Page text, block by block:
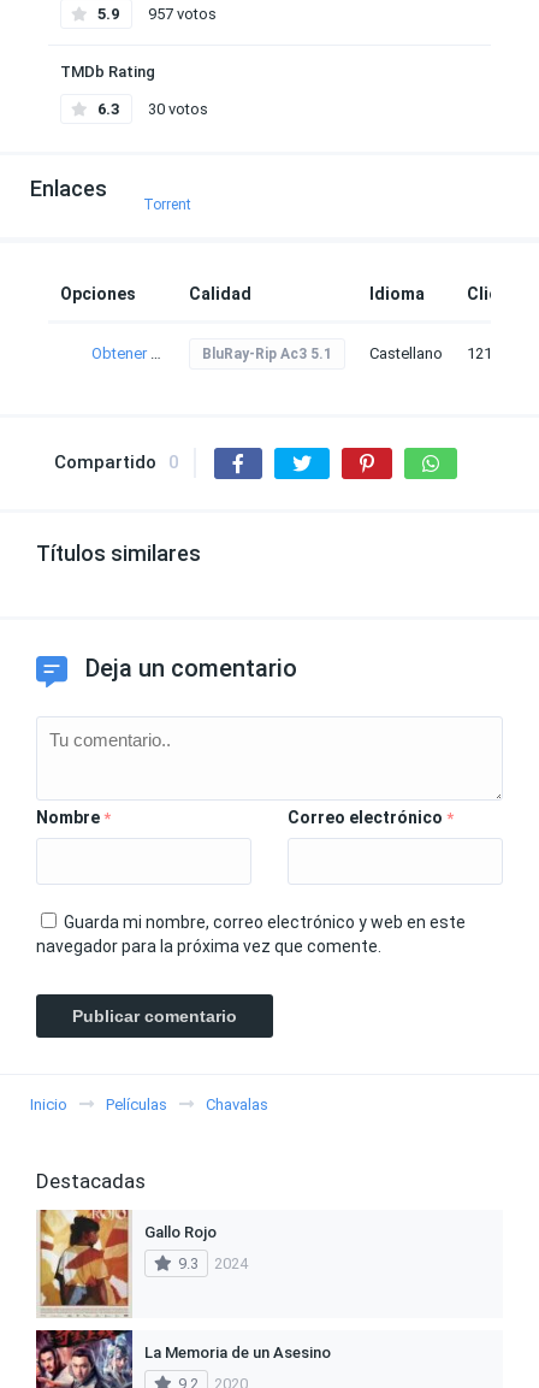
5.9 957 votos
TMDb Rating
6.3 30 votos
Enlaces
Torrent
Opciones Calidad Idioma Clicks
Obtener torrent BluRay-Rip Ac3 5.1 Castellano 121
Compartido 0
Títulos similares
Deja un comentario
Nombre * Correo electrónico *
Guarda mi nombre, correo electrónico y web en este
navegador para la próxima vez que comente.
Inicio Películas Chavalas
Destacadas
Gallo Rojo
9.3
2024
La Memoria de un Asesino
9.2
2020